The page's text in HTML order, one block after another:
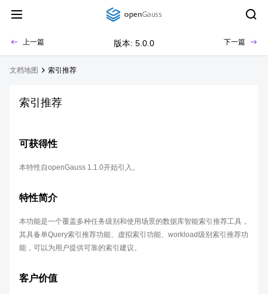
上一篇 版本: 5.0.0 下一篇
文档地图 索引推荐
索引推荐
可获得性
本特性自openGauss 1.1.0开始引入。
特性简介
本功能是一个覆盖多种任务级别和使用场景的数据库智能索引推荐工具，
其具备单Query索引推荐功能、虚拟索引功能、workload级别索引推荐功
能，可以为用户提供可靠的索引建议。
客户价值